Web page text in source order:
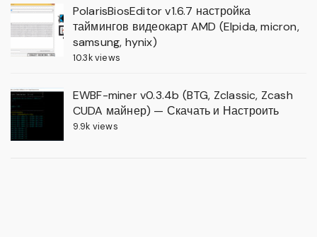
PolarisBiosEditor v1.6.7 настройка
таймингов видеокарт AMD (Elpida, micron,
samsung, hynix)
10.3k views
EWBF-miner v0.3.4b (BTG, Zclassic, Zcash
CUDA майнер) — Скачать и Настроить
9.9k views